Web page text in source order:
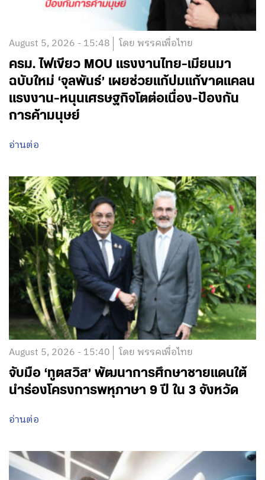
August 5, 2026 - 15:48 โดย พรรคเพื่อไทย
ครม. ไฟเขียว MOU แรงงานไทย-เมียนมา
ฉบับใหม่ ‘จุลพันธ์’ เผยช่วยแก้ปมแก้ขาดแคลน
แรงงาน-หนุนเศรษฐกิจโตต่อเนื่อง-ป้องกัน
การค้ามนุษย์
อ่านต่อ
August 5, 2026 - 15:40 โดย พรรคเพื่อไทย
จับมือ ‘ทูตสวิส’ พัฒนาการศึกษาชายแดนใต้
นำร่องโครงการพหุภาษา 9 ปี ใน 3 จังหวัด
อ่านต่อ